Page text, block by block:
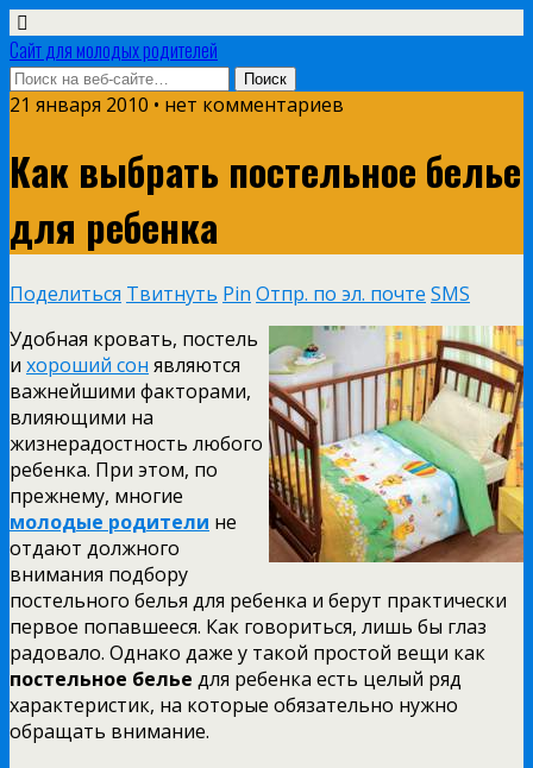
Сайт для молодых родителей
21 января 2010 • нет комментариев
Как выбрать постельное белье
для ребенка
Поделиться Твитнуть Pin Отпр. по эл. почте SMS
Удобная кровать, постель
и хороший сон являются
важнейшими факторами,
влияющими на
жизнерадостность любого
ребенка. При этом, по
прежнему, многие
молодые родители не
отдают должного
внимания подбору
постельного белья для ребенка и берут практически
первое попавшееся. Как говориться, лишь бы глаз
радовало. Однако даже у такой простой вещи как
постельное белье для ребенка есть целый ряд
характеристик, на которые обязательно нужно
обращать внимание.